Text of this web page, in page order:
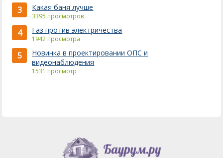
3 Какая баня лучше
3395 просмотров
4 Газ против электричества
1942 просмотра
5
Новинка в проектировании ОПС и
видеонаблюдения
1531 просмотр